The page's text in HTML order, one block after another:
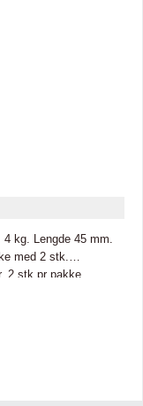
kg. Lengde 45 mm.
med 2 stk.
2 stk pr pakke